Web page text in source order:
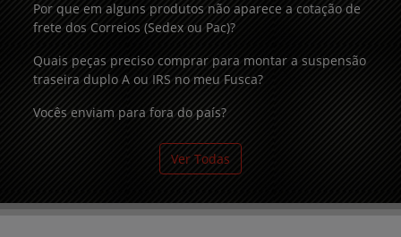
Por que em alguns produtos não aparece a cotação de
frete dos Correios (Sedex ou Pac)?
Quais peças preciso comprar para montar a suspensão
traseira duplo A ou IRS no meu Fusca?
Vocês enviam para fora do país?
Ver Todas